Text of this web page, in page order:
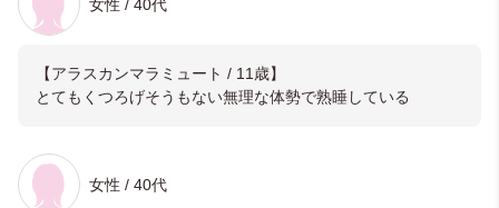
女性 / 40代
【アラスカンマラミュート / 11歳】
とてもくつろげそうもない無理な体勢で熟睡している
女性 / 40代